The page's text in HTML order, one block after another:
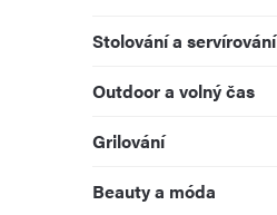
Stolování a servírování
Outdoor a volný čas
Grilování
Beauty a móda